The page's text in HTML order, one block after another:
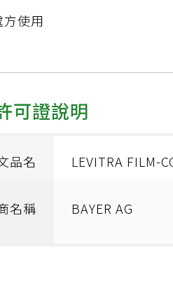
使用
可證說明
品名 LEVITRA FILM-
名稱 BAYER AG